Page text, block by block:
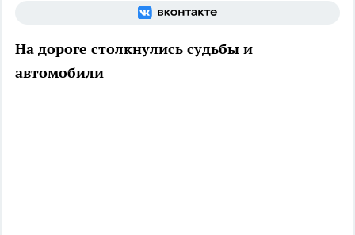
На дороге столкнулись судьбы и
автомобили